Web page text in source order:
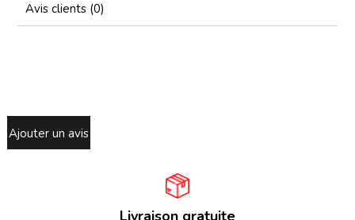
Avis clients (0)
Ajouter un avis
Livraison gratuite